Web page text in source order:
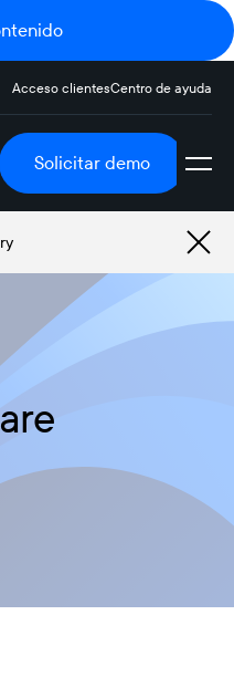
Acceso clientesCentro de ayuda
Solicitar demo